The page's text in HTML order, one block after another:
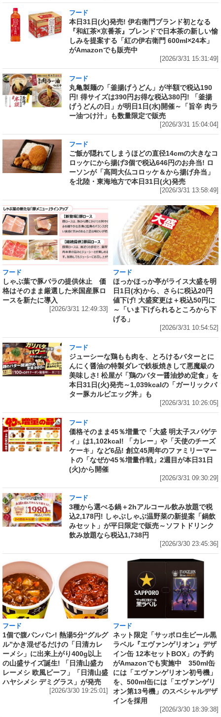
フード
本日31日(火)発売! 伊右衛門ブランド初となる
『和紅茶×京番茶』ブレンドで日本茶の新しい愉
しみを提案する「紅の伊右衛門 600ml×24本」
がAmazonでも販売中
[2026/3/31 15:31:49]
フード
丸亀製麺の「釜揚げうどん」が半額で税込190
円! 得サイズは390円お得な税込380円! 「釜揚
げうどんの日」が明日1日(水)開催～「旨辛 肉ラ
ー油つけ汁」も数量限定で販売
[2026/3/31 15:04:04]
フード
ご飯が隠れてしまうほどの直径14cmの大きなコ
ロッケにから揚げ3個で税込646円のお弁当! ロ
ーソンが「高岡大仏コロッケ＆から揚げ弁当」
を北陸・東海地方で本日31日(火)発売
[2026/3/31 13:58:49]
フード
しゃぶ葉で豚バラの提供休止 価
格はそのまま厳選した米国産豚ロ
ースを新たに導入
[2026/3/31 12:49:33]
フード
ほっかほっか亭がライス大盛を明
日1日(水)から、さらに税込20円
値下げ! 大盛変更は＋税込50円に
～「いま下げられるところから下
げる」
[2026/3/31 10:54:52]
フード
ジューシーな鶏もも肉を、とろけるバターとに
んにく醤油の特製ダレで鉄板焼きして悪魔級の
美味しさ! 松屋が「鶏のバター醤油炒め定食」を
本日31日(火)発売～1,039kcalの「ガーリックバ
ター豚カルビエッグ丼」も
[2026/3/31 10:26:05]
フード
価格そのまま45％増量で「大盛 明太子スパゲテ
ィ」は1,102kcal! 「カレー」や「天使のチーズ
ケーキ」など6品! 創立45周年のファミリーマー
トの「なぜか45％増量作戦」2週目が本日31日
(火)から開催
[2026/3/31 09:30:29]
フード
3種から選べる鍋＋2hアルコール飲み放題で税
込2,178円! しゃぶしゃぶ温野菜の新提案「鍋飲
みセット」が平日限定で販売～ソフトドリンク
飲み放題なら税込1,738円
[2026/3/30 23:45:36]
フード
1個で腹パンパン! 熱湯5分“グルグ
ル”かき混ぜるだけの「日清カレ
ーメシ」に出来上がり400g以上
の山盛サイズ誕生! 「日清山盛カ
レーメシ 欧風ビーフ」「日清山盛
ハヤシメシ デミグラス」が発売
[2026/3/30 19:25:01]
フード
ネット限定「サッポロ生ビール黒
ラベル『エヴァンゲリオン』デザ
イン缶 12本セットBOX」の予約
がAmazonでも実施中 350ml缶
には「エヴァンゲリオン初号機」
を、500ml缶には「エヴァンゲリ
オン第13号機」のスペシャルデザ
インを採用
[2026/3/30 18:39:38]